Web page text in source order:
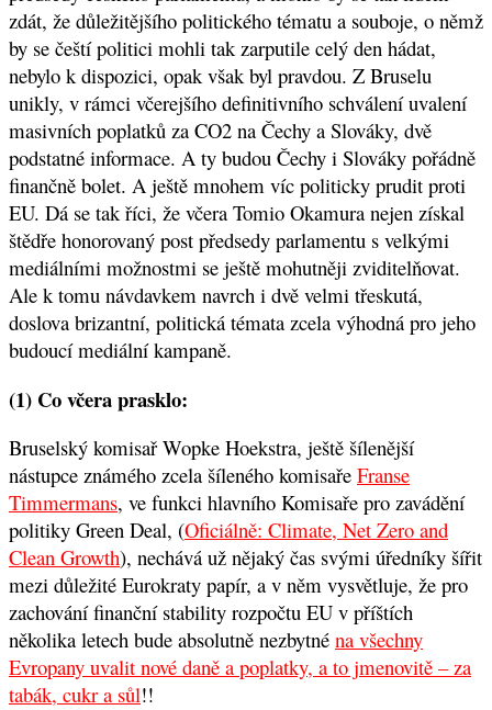
zdát, že důležitějšího politického tématu a souboje, o němž
by se čeští politici mohli tak zarputile celý den hádat,
nebylo k dispozici, opak však byl pravdou. Z Bruselu
unikly, v rámci včerejšího definitivního schválení uvalení
masivních poplatků za CO2 na Čechy a Slováky, dvě
podstatné informace. A ty budou Čechy i Slováky pořádně
finančně bolet. A ještě mnohem víc politicky prudit proti
EU. Dá se tak říci, že včera Tomio Okamura nejen získal
štědře honorovaný post předsedy parlamentu s velkými
mediálními možnostmi se ještě mohutněji zviditelňovat.
Ale k tomu návdavkem navrch i dvě velmi třeskutá,
doslova brizantní, politická témata zcela výhodná pro jeho
budoucí mediální kampaně.
(1) Co včera prasklo:
Bruselský komisař Wopke Hoekstra, ještě šílenější
nástupce známého zcela šíleného komisaře Franse
Timmermans, ve funkci hlavního Komisaře pro zavádění
politiky Green Deal, (Oficiálně: Climate, Net Zero and
Clean Growth), nechává už nějaký čas svými úředníky šířit
mezi důležité Eurokraty papír, a v něm vysvětluje, že pro
zachování finanční stability rozpočtu EU v příštích
několika letech bude absolutně nezbytné na všechny
Evropany uvalit nové daně a poplatky, a to jmenovitě – za
tabák, cukr a sůl!!